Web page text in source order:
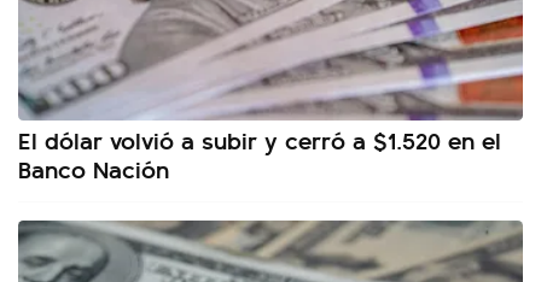
El dólar volvió a subir y cerró a $1.520 en el
Banco Nación